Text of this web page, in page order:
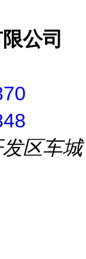
公司
区车城